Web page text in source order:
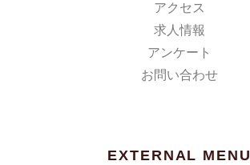
アクセス
求人情報
アンケート
お問い合わせ
EXTERNAL MENU